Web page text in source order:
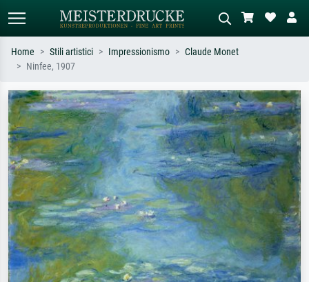
Cerca per artista, titolo o stile – es.
Monet, Notte stellata,
Impressionismo, onda di Hokusai,
nudo.
Descrivi la scena – es. prato verde,
astratto con molto rosso, dipinto a
olio scuro, nudo in piedi vicino a un
albero.
Home Stili artistici Impressionismo
Claude Monet
Ninfee, 1907